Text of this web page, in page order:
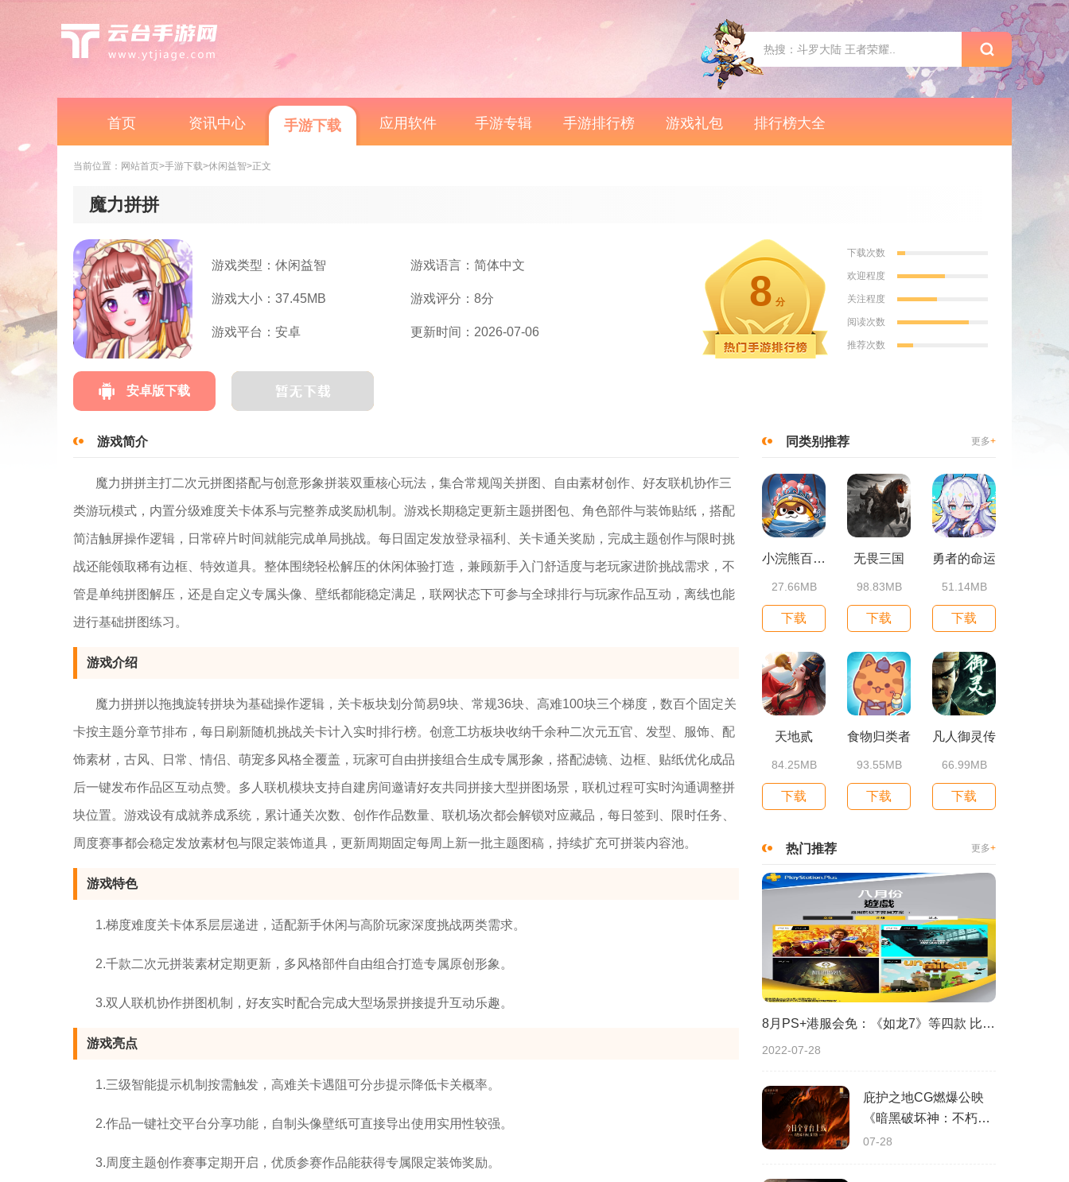
首页 资讯中心 手游下载 应用软件 手游专辑 手游排行榜 游戏礼包 排行榜大全
当前位置： 网站首页>手游下载>休闲益智>正文
魔力拼拼
游戏类型：休闲益智 游戏语言：简体中文
游戏大小：37.45MB 游戏评分：8分
游戏平台：安卓 更新时间：2026-07-06
8 分
下载次数
欢迎程度
关注程度
阅读次数
推荐次数
安卓版下载
游戏简介
魔力拼拼主打二次元拼图搭配与创意形象拼装双重核心玩法，集合常规闯关拼图、自由素材创作、好友联机协作三
类游玩模式，内置分级难度关卡体系与完整养成奖励机制。游戏长期稳定更新主题拼图包、角色部件与装饰贴纸，搭配
简洁触屏操作逻辑，日常碎片时间就能完成单局挑战。每日固定发放登录福利、关卡通关奖励，完成主题创作与限时挑
战还能领取稀有边框、特效道具。整体围绕轻松解压的休闲体验打造，兼顾新手入门舒适度与老玩家进阶挑战需求，不
管是单纯拼图解压，还是自定义专属头像、壁纸都能稳定满足，联网状态下可参与全球排行与玩家作品互动，离线也能
进行基础拼图练习。
游戏介绍
魔力拼拼以拖拽旋转拼块为基础操作逻辑，关卡板块划分简易9块、常规36块、高难100块三个梯度，数百个固定关
卡按主题分章节排布，每日刷新随机挑战关卡计入实时排行榜。创意工坊板块收纳千余种二次元五官、发型、服饰、配
饰素材，古风、日常、情侣、萌宠多风格全覆盖，玩家可自由拼接组合生成专属形象，搭配滤镜、边框、贴纸优化成品
后一键发布作品区互动点赞。多人联机模块支持自建房间邀请好友共同拼接大型拼图场景，联机过程可实时沟通调整拼
块位置。游戏设有成就养成系统，累计通关次数、创作作品数量、联机场次都会解锁对应藏品，每日签到、限时任务、
周度赛事都会稳定发放素材包与限定装饰道具，更新周期固定每周上新一批主题图稿，持续扩充可拼装内容池。
游戏特色
1.梯度难度关卡体系层层递进，适配新手休闲与高阶玩家深度挑战两类需求。
2.千款二次元拼装素材定期更新，多风格部件自由组合打造专属原创形象。
3.双人联机协作拼图机制，好友实时配合完成大型场景拼接提升互动乐趣。
游戏亮点
1.三级智能提示机制按需触发，高难关卡遇阻可分步提示降低卡关概率。
2.作品一键社交平台分享功能，自制头像壁纸可直接导出使用实用性较强。
3.周度主题创作赛事定期开启，优质参赛作品能获得专属限定装饰奖励。
同类别推荐 更多+
小浣熊百将传
27.66MB
下载
无畏三国
98.83MB
下载
勇者的命运
51.14MB
下载
天地贰
84.25MB
下载
食物归类者
93.55MB
下载
凡人御灵传
66.99MB
下载
热门推荐 更多+
8月PS+港服会免：《如龙7》等四款 比欧美服多一款
2022-07-28
庇护之地CG燃爆公映
《暗黑破坏神：不朽》
今日全平台上线
07-28